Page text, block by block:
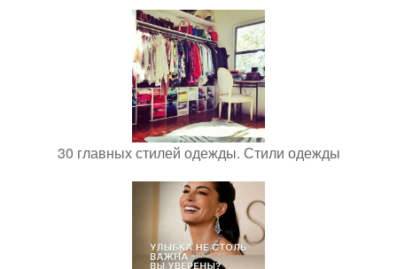
30 главных стилей одежды. Стили одежды